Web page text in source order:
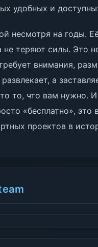
удобных и
несмотря на годы.
не теряют силы. Это
внимания,
а
то, что вам нужно. И
«бесплатно»,
проектов в